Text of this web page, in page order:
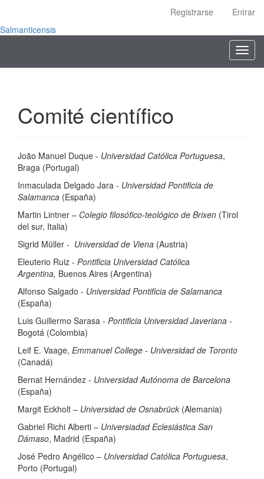
Contenido
Registrarse
Entrar
Salmanticensis
Comité científico
João Manuel Duque - Universidad Católica Portuguesa,
Braga (Portugal)
Inmaculada Delgado Jara - Universidad Pontificia de
Salamanca (España)
Martin Lintner – Colegio filosófico-teológico de Brixen (Tirol
del sur, Italia)
Sigrid Müller - Universidad de Viena (Austria)
Eleuterio Ruiz - Pontificia Universidad Católica
Argentina, Buenos Aires (Argentina)
Alfonso Salgado - Universidad Pontificia de Salamanca
(España)
Luis Guillermo Sarasa - Pontificia Universidad Javeriana -
Bogotá (Colombia)
Leif E. Vaage, Emmanuel College - Universidad de Toronto
(Canadá)
Bernat Hernández - Universidad Autónoma de Barcelona
(España)
Margit Eckholt – Universidad de Osnabrück (Alemania)
Gabriel Richi Alberti – Universiadad Eclesiástica San
Dámaso, Madrid (España)
José Pedro Angélico – Universidad Católica Portuguesa,
Porto (Portugal)